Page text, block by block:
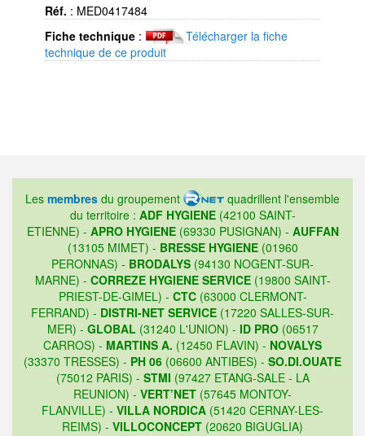
Réf. : MED0417484
Fiche technique :
Télécharger la fiche
technique de ce produit
Les membres du groupement
quadrillent l'ensemble
du territoire : ADF HYGIENE(42100 SAINT-
ETIENNE) - APRO HYGIENE(69330 PUSIGNAN) - AUFFAN
(13105 MIMET) - BRESSE HYGIENE(01960
PERONNAS) - BRODALYS (94130 NOGENT-SUR-
MARNE) - CORREZE HYGIENE SERVICE(19800 SAINT-
PRIEST-DE-GIMEL) - CTC(63000 CLERMONT-
FERRAND) - DISTRI-NET SERVICE (17220 SALLES-SUR-
MER) - GLOBAL (31240 L'UNION) - ID PRO(06517
CARROS) - MARTINS A. (12450 FLAVIN) - NOVALYS
(33370 TRESSES) - PH 06 (06600 ANTIBES) - SO.DI.OUATE
(75012 PARIS) - STMI (97427 ETANG-SALE - LA
REUNION) - VERT’NET (57645 MONTOY-
FLANVILLE) - VILLA NORDICA (51420 CERNAY-LES-
REIMS) - VILLOCONCEPT (20620 BIGUGLIA)